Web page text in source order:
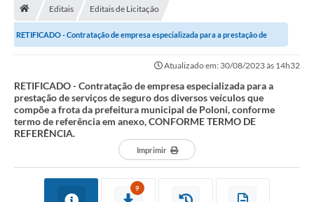
Transparência
Obras
Notícias
Editais Editais de Licitação
RETIFICADO - Contratação de empresa especializada para a prestação de
Atualizado em: 30/08/2023 às 14h32
RETIFICADO - Contratação de empresa especializada para a
prestação de serviços de seguro dos diversos veículos que
compõe a frota da prefeitura municipal de Poloni, conforme
termo de referência em anexo, CONFORME TERMO DE
REFERÊNCIA.
Imprimir
9